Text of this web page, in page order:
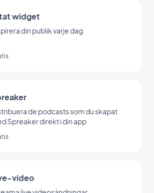
widget
din publik varje dag
de podcasts som du skapat
Spreaker direkt i din app
video